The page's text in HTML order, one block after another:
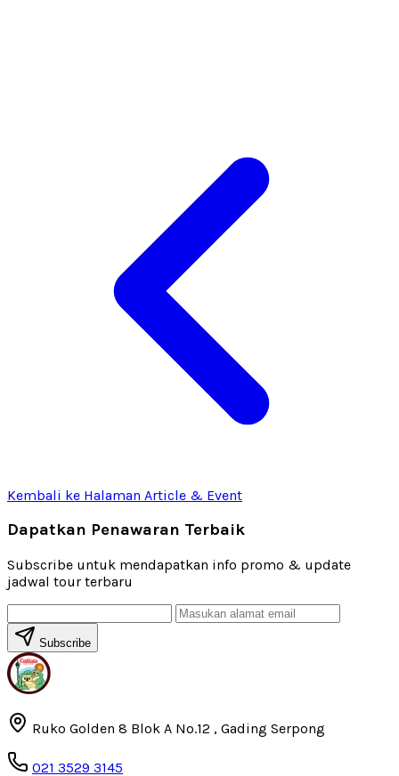
Kembali ke Halaman Article & Event
Dapatkan Penawaran Terbaik
Subscribe untuk mendapatkan info promo & update
jadwal tour terbaru
Subscribe
Ruko Golden 8 Blok A No.12 , Gading Serpong
021 3529 3145